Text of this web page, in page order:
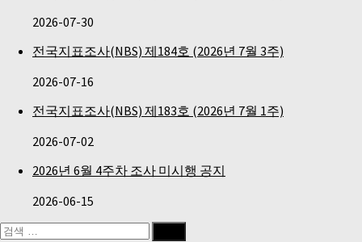
2026-07-30
전국지표조사(NBS) 제184호 (2026년 7월 3주)
2026-07-16
전국지표조사(NBS) 제183호 (2026년 7월 1주)
2026-07-02
2026년 6월 4주차 조사 미시행 공지
2026-06-15
검